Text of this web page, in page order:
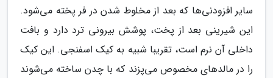
سایر افزودنی‌ها که بعد از مخلوط شدن در فر پخته می‌شود.
این شیرینی بعد از پخت، پوشش بیرونی ترد دارد و بافت
داخلی آن نرم است، تقریبا شبیه به کیک اسفنجی. این کیک
را در مالدهای مخصوص می‌پزند که با چدن ساخته می‌شوند